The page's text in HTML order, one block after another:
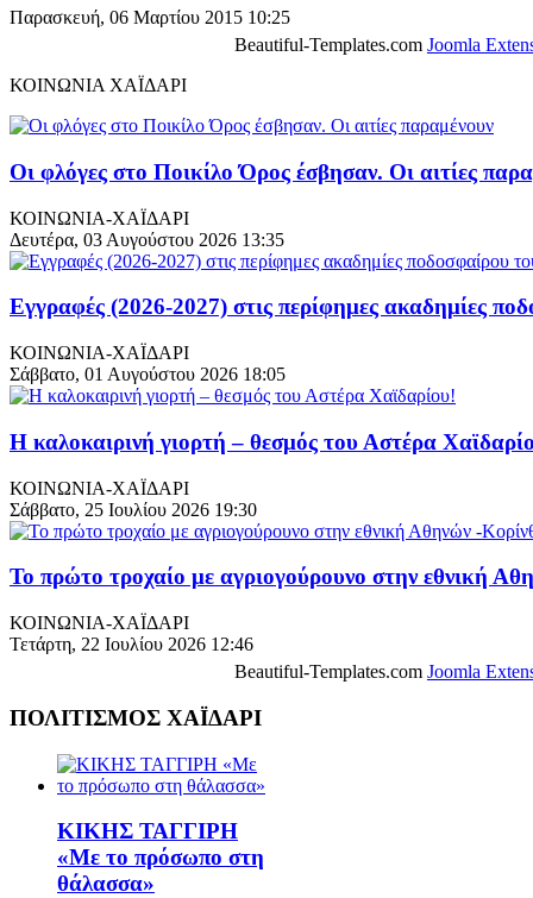
Παρασκευή, 06 Μαρτίου 2015 10:25
Beautiful-Templates.com Joomla
ΚΟΙΝΩΝΙΑ ΧΑΪΔΑΡΙ
Οι φλόγες στο Ποικίλο Όρος έσβησαν. Οι αιτίες
ΚΟΙΝΩΝΙΑ-ΧΑΪΔΑΡΙ
Δευτέρα, 03 Αυγούστου 2026 13:35
Εγγραφές (2026-2027) στις περίφημες ακαδημίες
ΚΟΙΝΩΝΙΑ-ΧΑΪΔΑΡΙ
Σάββατο, 01 Αυγούστου 2026 18:05
Η καλοκαιρινή γιορτή – θεσμός του Αστέρα
ΚΟΙΝΩΝΙΑ-ΧΑΪΔΑΡΙ
Σάββατο, 25 Ιουλίου 2026 19:30
Το πρώτο τροχαίο με αγριογούρουνο στην εθνική
ΚΟΙΝΩΝΙΑ-ΧΑΪΔΑΡΙ
Τετάρτη, 22 Ιουλίου 2026 12:46
Beautiful-Templates.com Joomla
ΠΟΛΙΤΙΣΜΟΣ ΧΑΪΔΑΡΙ
ΚΙΚΗΣ ΤΑΓΓΙΡΗ
«Με το πρόσωπο στη
θάλασσα»